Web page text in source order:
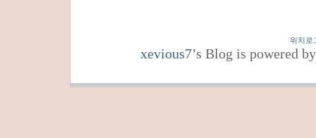
위치로
xevious7’s Blog is powered